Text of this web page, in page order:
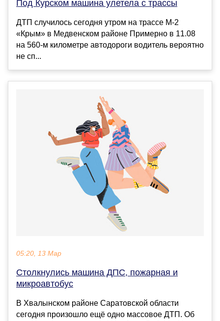
Под Курском машина улетела с трассы
ДТП случилось сегодня утром на трассе М-2
«Крым» в Медвенском районе Примерно в 11.08
на 560-м километре автодороги водитель вероятно
не сп...
05:20, 13 Мар
Столкнулись машина ДПС, пожарная и
микроавтобус
В Хвалынском районе Саратовской области
сегодня произошло ещё одно массовое ДТП. Об